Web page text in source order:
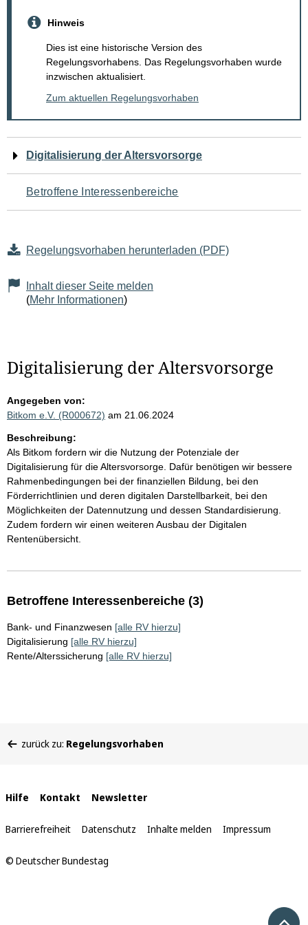
Hinweis
Dies ist eine historische Version des
Regelungsvorhabens. Das Regelungsvorhaben wurde
inzwischen aktualisiert.
Zum aktuellen Regelungsvorhaben
Navigation
für
den
Seiteninhalt
Digitalisierung der Altersvorsorge
Betroffene Interessenbereiche
Regelungsvorhaben herunterladen (PDF)
Inhalt dieser Seite melden
(Mehr Informationen)
Digitalisierung der Altersvorsorge
Angegeben von:
Bitkom e.V. (R000672) am 21.06.2024
Beschreibung:
Als Bitkom fordern wir die Nutzung der Potenziale der
Digitalisierung für die Altersvorsorge. Dafür benötigen wir bessere
Rahmenbedingungen bei der finanziellen Bildung, bei den
Förderrichtlinien und deren digitalen Darstellbarkeit, bei den
Möglichkeiten der Datennutzung und dessen Standardisierung.
Zudem fordern wir einen weiteren Ausbau der Digitalen
Rentenübersicht.
Betroffene Interessenbereiche (3)
Bank- und Finanzwesen [alle RV hierzu]
Digitalisierung [alle RV hierzu]
Rente/Alterssicherung [alle RV hierzu]
befinden
zurück zu: Regelungsvorhaben
Interne
Links
Hilfe Kontakt Newsletter
Barrierefreiheit Datenschutz Inhalte melden Impressum
© Deutscher Bundestag